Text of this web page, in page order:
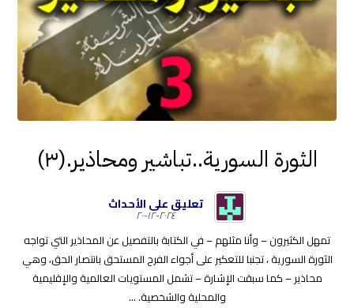
الثورة السورية..تباشير ومحاذير.(٣)
تعليق على الأحداث
٢٠٢٤-١٢-٢٠
تمهل الكثيرون – وأنا مثلهم – في الكتابة بالتفصيل عن المحاذير التي تواجه
الثورة السورية ، تجنبا للتعكير على أجواء الفرح المستحق بانتصار الحق، وهي
محاذير – كما سبقت الإشارة – تشمل المستويات العالمية والإقليمية
والمحلية والشخصية. ...